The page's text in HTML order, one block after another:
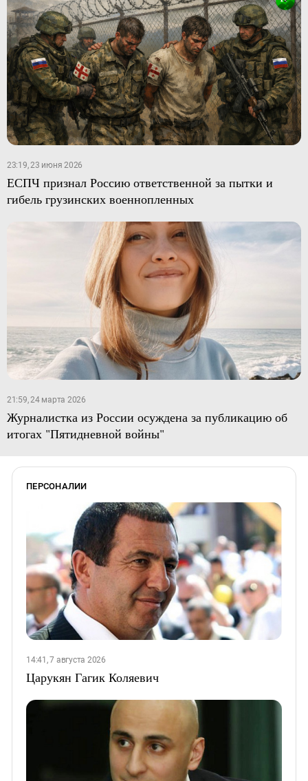
23:19, 23 июня 2026
ЕСПЧ признал Россию ответственной за пытки и
гибель грузинских военнопленных
21:59, 24 марта 2026
Журналистка из России осуждена за публикацию об
итогах "Пятидневной войны"
ПЕРСОНАЛИИ
14:41, 7 августа 2026
Царукян Гагик Коляевич